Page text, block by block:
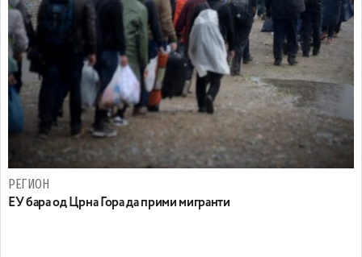
РЕГИОН
EУ бара од Црна Гора да прими мигранти